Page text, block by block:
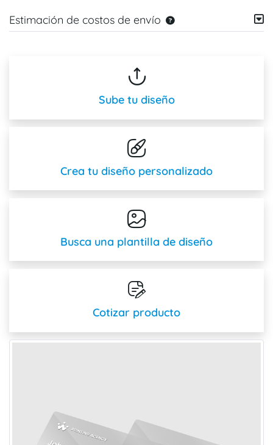
Estimación de costos de envío
Sube tu diseño
Crea tu diseño personalizado
Busca una plantilla de diseño
Cotizar producto